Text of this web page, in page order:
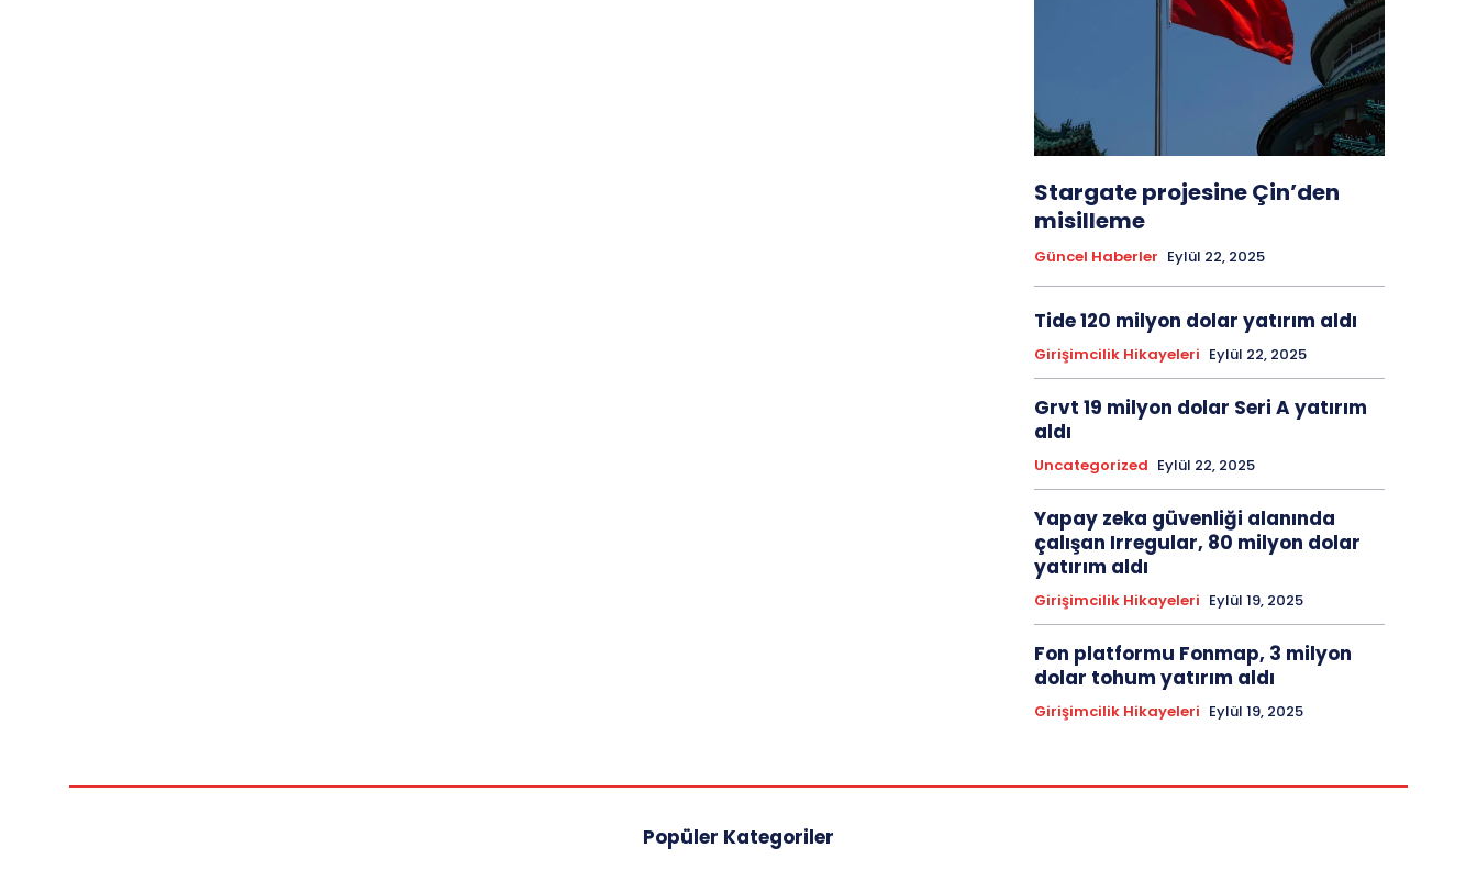
Stargate projesine Çin’den
misilleme
Güncel Haberler Eylül 22, 2025
Tide 120 milyon dolar yatırım aldı
Girişimcilik Hikayeleri Eylül 22, 2025
Grvt 19 milyon dolar Seri A yatırım
aldı
Uncategorized Eylül 22, 2025
Yapay zeka güvenliği alanında
çalışan Irregular, 80 milyon dolar
yatırım aldı
Girişimcilik Hikayeleri Eylül 19, 2025
Fon platformu Fonmap, 3 milyon
dolar tohum yatırım aldı
Girişimcilik Hikayeleri Eylül 19, 2025
Popüler Kategoriler